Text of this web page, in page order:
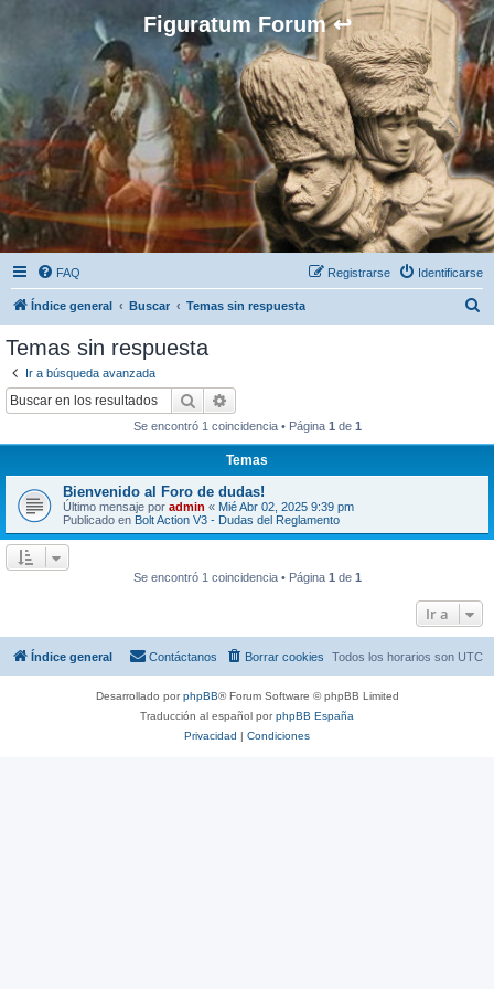
Figuratum Forum ↩
FAQ Identificarse
Registrarse
Índice general Buscar Temas sin respuesta
Temas sin respuesta
Ir a búsqueda avanzada
Buscar
Se encontró 1 coincidencia • Página 1 de 1
Temas
Bienvenido al Foro de dudas!
Último mensaje por admin « Mié Abr 02, 2025 9:39 pm
Publicado en Bolt Action V3 - Dudas del Reglamento
Se encontró 1 coincidencia • Página 1 de 1
Ir a
Índice general Todos los horarios son UTC
Borrar cookies
Contáctanos
Desarrollado porphpBB® Forum Software © phpBB Limited
Traducción al español porphpBB España
Privacidad | Condiciones